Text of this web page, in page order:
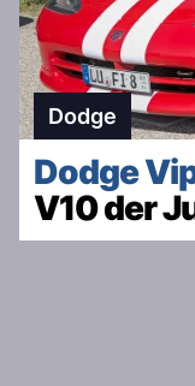
Dodge
Dodge
V10 der